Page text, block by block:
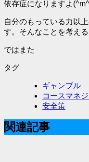
依存症になりますよ
自分のもっている力以
す。そんなことを考え
ではまた
タグ
ギャンブル
コースマネ
安全策
関連記事